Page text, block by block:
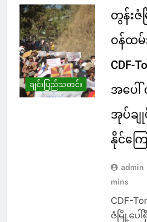
ချင်းပြည်သတင်း
တွန်းဇံ
ဝန်ထမ်
CDF-
အပေါ်
အုပ်ခ
နိုင်ကြ
admin
mins
CDF-
ဇံမြို့ပေ